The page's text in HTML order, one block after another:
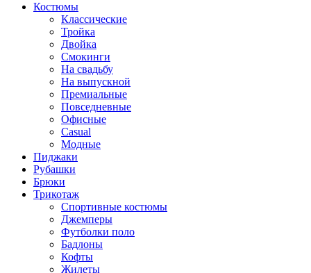
Костюмы
Классические
Тройка
Двойка
Смокинги
На свадьбу
На выпускной
Премиальные
Повседневные
Офисные
Casual
Модные
Пиджаки
Рубашки
Брюки
Трикотаж
Спортивные костюмы
Джемперы
Футболки поло
Бадлоны
Кофты
Жилеты